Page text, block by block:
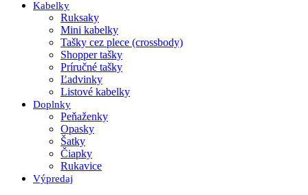
Kabelky
Ruksaky
Mini kabelky
Tašky cez plece (crossbody)
Shopper tašky
Príručné tašky
Ľadvinky
Listové kabelky
Doplnky
Peňaženky
Opasky
Šatky
Čiapky
Rukavice
Výpredaj